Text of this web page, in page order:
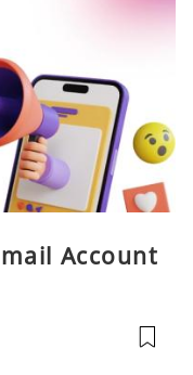
Account